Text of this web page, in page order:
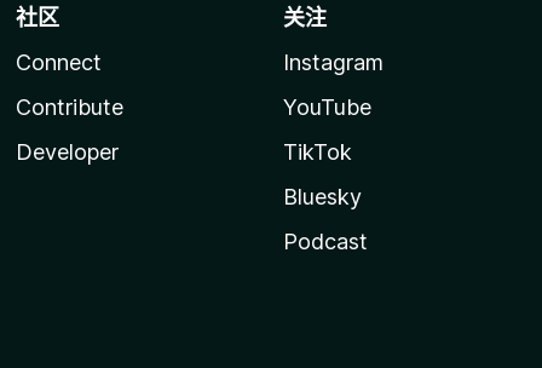
社区
Connect
Contribute
Developer
关注
Instagram
YouTube
TikTok
Bluesky
Podcast